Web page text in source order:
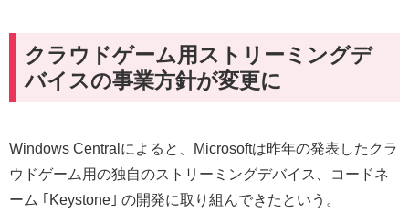
クラウドゲーム用ストリーミングデ
バイスの事業方針が変更に
Windows Centralによると、Microsoftは昨年の発表したクラ
ウドゲーム用の独自のストリーミングデバイス、コードネ
ーム ｢Keystone｣ の開発に取り組んできたという。